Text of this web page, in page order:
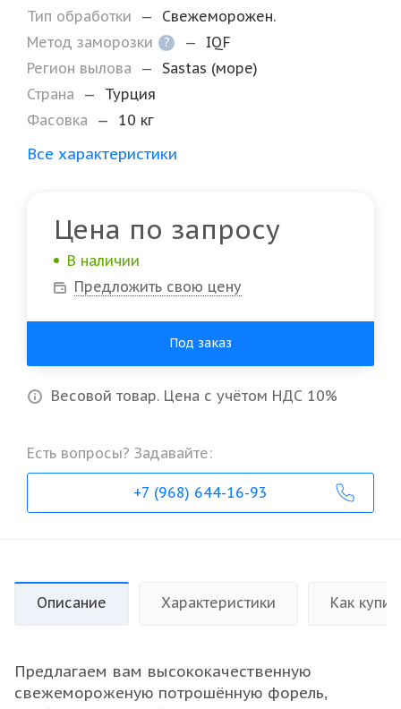
Тип обработки
—
Свежеморожен.
Метод заморозки
? —
IQF
Регион вылова
—
Sastas (море)
Страна
—
Турция
Фасовка
— 10 кг
Все характеристики
Цена по запросу
В наличии
Предложить свою цену
Под заказ
Весовой товар. Цена с учётом НДС 10%
Есть вопросы? Задавайте:
+7 (968) 644-16-93
Описание Характеристики Как
Предлагаем вам высококачественную
свежемороженую потрошённую форель,